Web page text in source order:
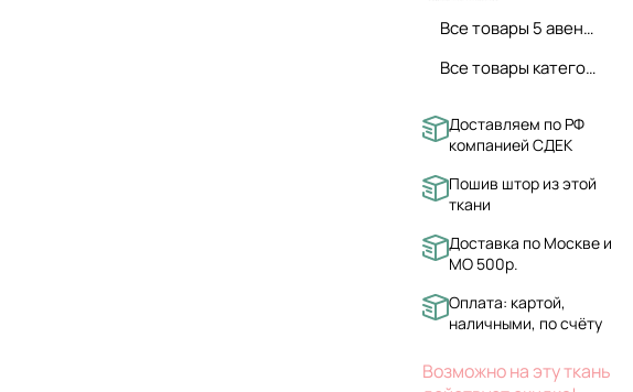
Все товары 5 авеню ткани
Все товары категории
Доставляем по РФ
компанией СДЕК
Пошив штор из этой
ткани
Доставка по Москве и
МО 500р.
Оплата: картой,
наличными, по счёту
Возможно на эту ткань